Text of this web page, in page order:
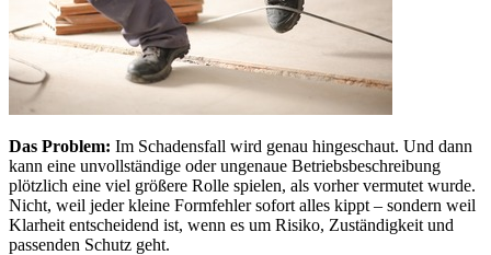
Das Problem: Im Schadensfall wird genau hingeschaut. Und dann
kann eine unvollständige oder ungenaue Betriebsbeschreibung
plötzlich eine viel größere Rolle spielen, als vorher vermutet wurde.
Nicht, weil jeder kleine Formfehler sofort alles kippt – sondern weil
Klarheit entscheidend ist, wenn es um Risiko, Zuständigkeit und
passenden Schutz geht.